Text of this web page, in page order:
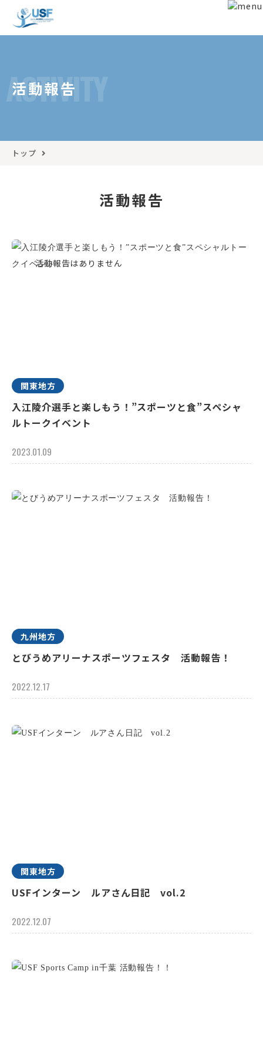
ACTIVITY
活動報告
トップ
活動報告
関東地方
入江陵介選手と楽しもう！”スポーツと食”スペシャ
ルトークイベント
2023.01.09
九州地方
とびうめアリーナスポーツフェスタ 活動報告！
2022.12.17
関東地方
USFインターン ルアさん日記 vol.2
2022.12.07